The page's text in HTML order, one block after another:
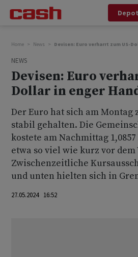
Depot
Home News Devisen: Euro verharrt zum US-
NEWS
Devisen: Euro
Dollar in enger
Der Euro hat sich am Montag
stabil gehalten. Die
kostete am Nachmittag
etwa so viel wie kurz vor dem
Zwischenzeitliche
und unten hielten sich in
27.05.2024 16:52